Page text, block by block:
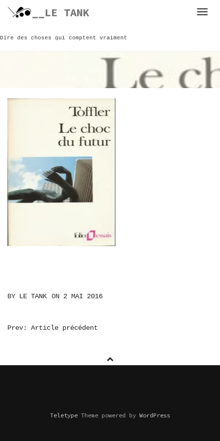
Skip
__LE TANK
Dire des choses qui comptent vraiment
BY LE TANK ON 2 MAI 2016
NAVIGATION
L’ARTICLE
Prev: Article précédent
TeletypeTheme powered byWordPress